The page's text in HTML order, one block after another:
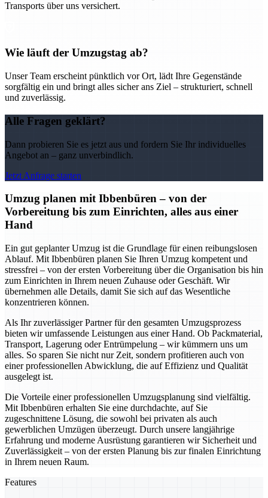
Transports über uns versichert.
Wie läuft der Umzugstag ab?
Unser Team erscheint pünktlich vor Ort, lädt Ihre Gegenstände
sorgfältig ein und bringt alles sicher ans Ziel – strukturiert, schnell
und zuverlässig.
Alle Fragen geklärt?
Dann probieren Sie es jetzt aus und fordern Sie Ihr individuelles
Angebot an – ganz unverbindlich.
Jetzt Anfrage starten
Umzug planen mit Ibbenbüren – von der
Vorbereitung bis zum Einrichten, alles aus einer
Hand
Ein gut geplanter Umzug ist die Grundlage für einen reibungslosen
Ablauf. Mit Ibbenbüren planen Sie Ihren Umzug kompetent und
stressfrei – von der ersten Vorbereitung über die Organisation bis hin
zum Einrichten in Ihrem neuen Zuhause oder Geschäft. Wir
übernehmen alle Details, damit Sie sich auf das Wesentliche
konzentrieren können.
Als Ihr zuverlässiger Partner für den gesamten Umzugsprozess
bieten wir umfassende Leistungen aus einer Hand. Ob Packmaterial,
Transport, Lagerung oder Entrümpelung – wir kümmern uns um
alles. So sparen Sie nicht nur Zeit, sondern profitieren auch von
einer professionellen Abwicklung, die auf Effizienz und Qualität
ausgelegt ist.
Die Vorteile einer professionellen Umzugsplanung sind vielfältig.
Mit Ibbenbüren erhalten Sie eine durchdachte, auf Sie
zugeschnittene Lösung, die sowohl bei privaten als auch
gewerblichen Umzügen überzeugt. Durch unsere langjährige
Erfahrung und moderne Ausrüstung garantieren wir Sicherheit und
Zuverlässigkeit – von der ersten Planung bis zur finalen Einrichtung
in Ihrem neuen Raum.
Features